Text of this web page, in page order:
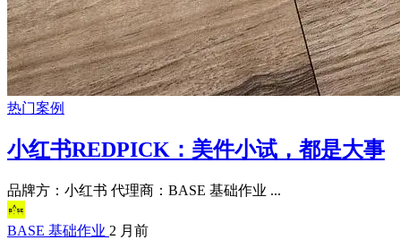
热门案例
小红书REDPICK：美件小试，都是大事
品牌方：小红书 代理商：BASE 基础作业 ...
BASE 基础作业 2 月前